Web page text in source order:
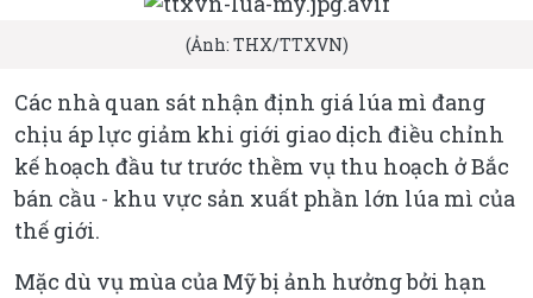
(Ảnh: THX/TTXVN)
Các nhà quan sát nhận định giá lúa mì đang
chịu áp lực giảm khi giới giao dịch điều chỉnh
kế hoạch đầu tư trước thềm vụ thu hoạch ở Bắc
bán cầu - khu vực sản xuất phần lớn lúa mì của
thế giới.
Mặc dù vụ mùa của Mỹ bị ảnh hưởng bởi hạn